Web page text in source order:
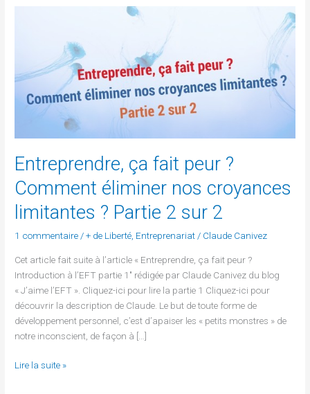
Entreprendre, ça fait peur ?
Comment éliminer nos croyances
limitantes ? Partie 2 sur 2
1 commentaire /+ de Liberté Entreprenariat / Claude Canivez
Cet article fait suite à l’article « Entreprendre, ça fait peur ?
Introduction à l’EFT partie 1″ rédigée par Claude Canivez du blog
« J’aime l’EFT ». Cliquez-ici pour lire la partie 1 Cliquez-ici pour
découvrir la description de Claude. Le but de toute forme de
développement personnel, c’est d’apaiser les « petits monstres » de
notre inconscient, de façon à […]
?
éliminer
Partie
2
sur
Lire la suite »